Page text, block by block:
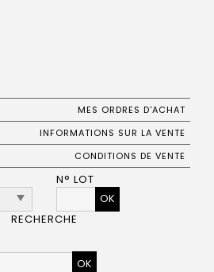
MES ORDRES D'ACHAT
INFORMATIONS SUR LA VENTE
CONDITIONS DE VENTE
N° LOT
OK
RECHERCHE